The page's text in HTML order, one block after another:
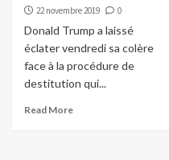
22 novembre 2019 0
Donald Trump a laissé
éclater vendredi sa colère
face à la procédure de
destitution qui...
Read More